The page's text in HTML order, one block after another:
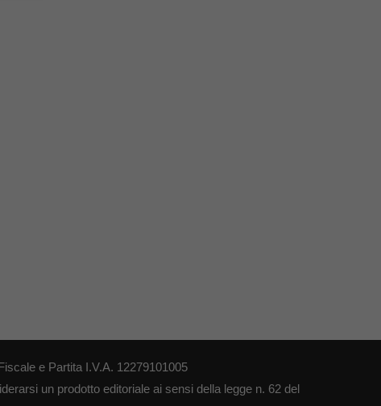
e Partita I.V.A. 12279101005
un prodotto editoriale ai sensi della legge n. 62 del